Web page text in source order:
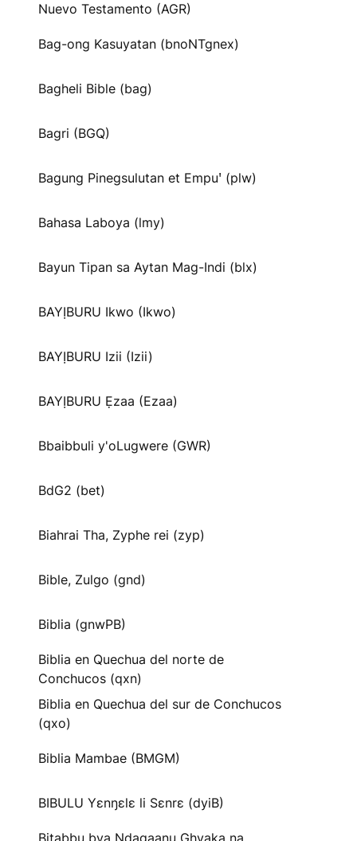
Nuevo Testamento (AGR)
Bag-ong Kasuyatan (bnoNTgnex)
Bagheli Bible (bag)
Bagri (BGQ)
Bagung Pinegsulutan et Empuꞌ (plw)
Bahasa Laboya (lmy)
Bayun Tipan sa Aytan Mag-Indi (blx)
BAYỊBURU Ikwo (Ikwo)
BAYỊBURU Izii (Izii)
BAYỊBURU Ẹzaa (Ezaa)
Bbaibbuli y'oLugwere (GWR)
BdG2 (bet)
Biahrai Tha, Zyphe rei (zyp)
Bible, Zulgo (gnd)
Biblia (gnwPB)
Biblia en Quechua del norte de
Conchucos (qxn)
Biblia en Quechua del sur de Conchucos
(qxo)
Biblia Mambae (BMGM)
BIBULU Yɛnŋɛlɛ li Sɛnrɛ (dyiB)
Bitabbu bya Ndagaanu Ghyaka na